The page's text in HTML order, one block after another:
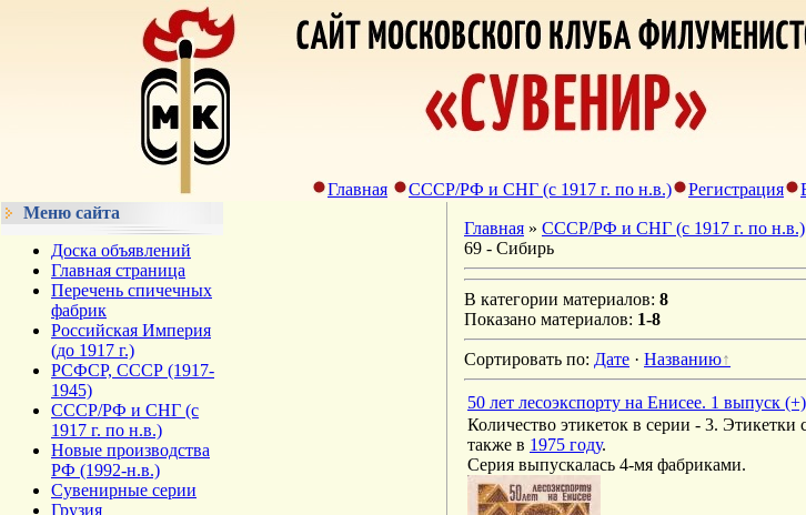
Главная СССР/РФ и СНГ (с 1917 г. по н.в.) Регистрация
Меню сайта
Доска объявлений
Главная страница
Перечень спичечных
фабрик
Российская Империя
(до 1917 г.)
РСФСР, СССР (1917-
1945)
СССР/РФ и СНГ (с
1917 г. по н.в.)
Новые производства
РФ (1992-н.в.)
Сувенирные серии
Грузия
Главная » СССР/РФ и СНГ (с 1917 г. по н.в.)
69 - Сибирь
В категории материалов: 8
Показано материалов: 1-8
Сортировать по: Дате · Названию
50 лет лесоэкспорту на Енисее. 1 выпуск (+)
Количество этикеток в серии - 3.
также в 1975 году.
Серия выпускалась 4-мя фабриками.